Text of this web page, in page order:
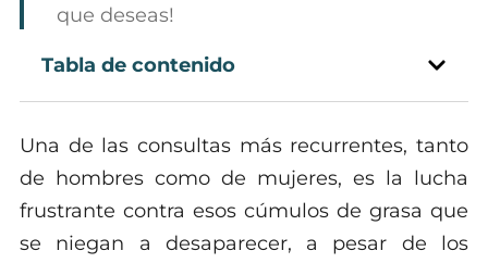
que deseas!
Tabla de contenido
Una de las consultas más recurrentes, tanto
de hombres como de mujeres, es la lucha
frustrante contra esos cúmulos de grasa que
se niegan a desaparecer, a pesar de los